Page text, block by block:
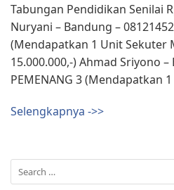
Tabungan Pendidikan Senilai
Nuryani – Bandung –
(Mendapatkan 1 Unit Sekuter
15.000.000,-) Ahmad Sriyono –
PEMENANG 3 (Mendapatkan
Selengkapnya ->>